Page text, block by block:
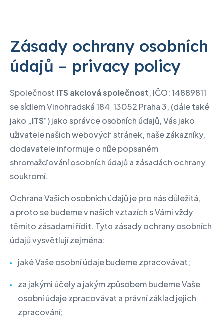
Zásady ochrany osobních
údajů – privacy policy
Společnost ITS akciová společnost, IČO: 14889811
se sídlem Vinohradská 184, 13052 Praha 3, (dále také
jako „ITS“) jako správce osobních údajů, Vás jako
uživatele našich webových stránek, naše zákazníky,
dodavatele informuje o níže popsaném
shromažďování osobních údajů a zásadách ochrany
soukromí.
Ochrana Vašich osobních údajů je pro nás důležitá,
a proto se budeme v našich vztazích s Vámi vždy
těmito zásadami řídit. Tyto zásady ochrany osobních
údajů vysvětlují zejména:
jaké Vaše osobní údaje budeme zpracovávat;
za jakými účely a jakým způsobem budeme Vaše
osobní údaje zpracovávat a právní základ jejich
zpracování;